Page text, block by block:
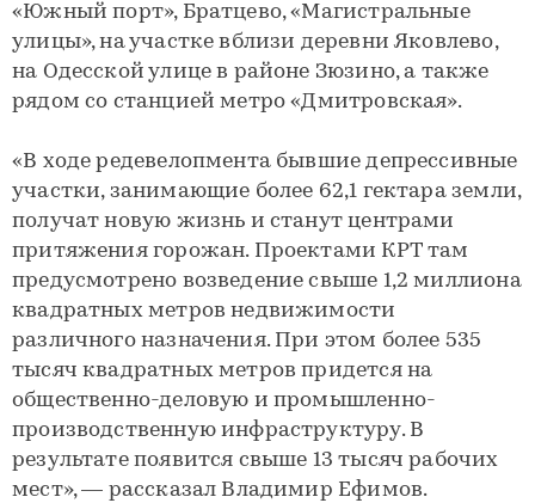
«Южный порт», Братцево, «Магистральные
улицы», на участке вблизи деревни Яковлево,
на Одесской улице в районе Зюзино, а также
рядом со станцией метро «Дмитровская».
«В ходе редевелопмента бывшие депрессивные
участки, занимающие более 62,1 гектара земли,
получат новую жизнь и станут центрами
притяжения горожан. Проектами КРТ там
предусмотрено возведение свыше 1,2 миллиона
квадратных метров недвижимости
различного назначения. При этом более 535
тысяч квадратных метров придется на
общественно-деловую и промышленно-
производственную инфраструктуру. В
результате появится свыше 13 тысяч рабочих
мест», — рассказал Владимир Ефимов.